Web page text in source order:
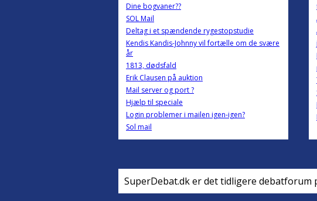
Dine bogvaner??
SOL Mail
Deltag i et spændende rygestopstudie
Kendis Kandis-Johnny vil fortælle om de svære
år
1813, dødsfald
Erik Clausen på auktion
Mail server og port ?
Hjælp til speciale
Login problemer i mailen igen-igen?
Sol mail
SuperDebat.dk er det tidligere debatforum